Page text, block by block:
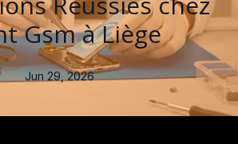
Gsm à Liège
Jun 29, 2026